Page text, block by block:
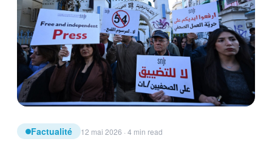
Factualité 12 mai 2026 · 4 min read